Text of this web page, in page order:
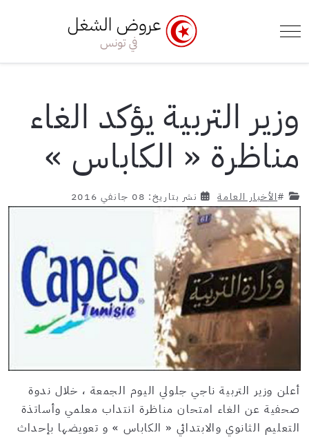
Mobile Menu Toggle
وزير التربية يؤكد الغاء
مناظرة « الكاباس »
#الأخبار العامة نشر بتاريخ: 08 جانفي 2016
أعلن وزير التربية ناجي جلولي اليوم الجمعة ، خلال ندوة
صحفية عن الغاء امتحان مناظرة انتداب معلمي وأساتذة
التعليم الثانوي والابتدائي « الكاباس » و تعويضها بإحداث
Toggle